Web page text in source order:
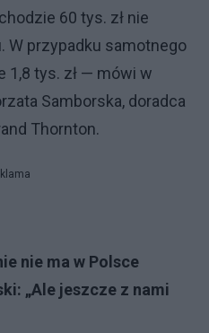
60 tys. zł nie
W przypadku samotnego
1,8 tys. zł — mówi w
Samborska, doradca
Thornton.
nie ma w Polsce
„Ale jeszcze z nami